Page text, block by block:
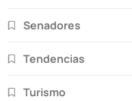
Senadores
Tendencias
Turismo